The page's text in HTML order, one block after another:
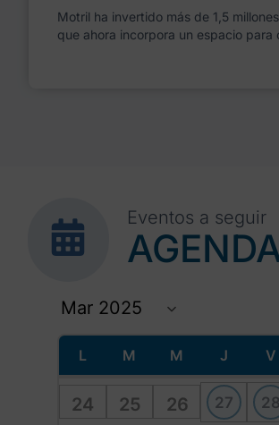
Motril ha invertido más de 1,5
que ahora incorpora un espacio para
Eventos a seguir
L M M J V
24 25 26 27 28